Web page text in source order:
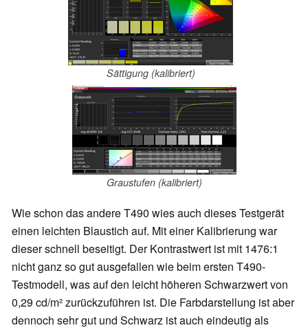
Sättigung (kalibriert)
Graustufen (kalibriert)
Wie schon das andere T490 wies auch dieses Testgerät
einen leichten Blaustich auf. Mit einer Kalibrierung war
dieser schnell beseitigt. Der Kontrastwert ist mit 1476:1
nicht ganz so gut ausgefallen wie beim ersten T490-
Testmodell, was auf den leicht höheren Schwarzwert von
0,29 cd/m² zurückzuführen ist. Die Farbdarstellung ist aber
dennoch sehr gut und Schwarz ist auch eindeutig als